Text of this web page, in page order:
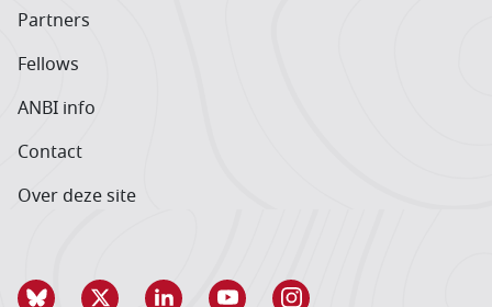
Partners
Fellows
ANBI info
Contact
Over deze site